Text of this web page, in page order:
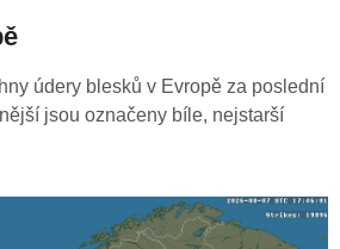
údery blesků v Evropě za poslední
jsou označeny bíle, nejstarší